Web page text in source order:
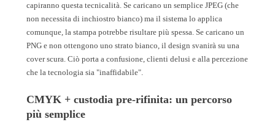
capiranno questa tecnicalità. Se caricano un semplice JPEG (che
non necessita di inchiostro bianco) ma il sistema lo applica
comunque, la stampa potrebbe risultare più spessa. Se caricano un
PNG e non ottengono uno strato bianco, il design svanirà su una
cover scura. Ciò porta a confusione, clienti delusi e alla percezione
che la tecnologia sia "inaffidabile".
CMYK + custodia pre-rifinita: un percorso
più semplice